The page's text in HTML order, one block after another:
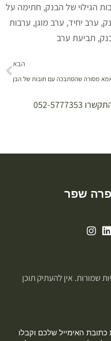
הגילוי של הבנק, חתימה על
, ערב יחיד, ערב מוגן, ערבות
, תביעת ערב
הבא
מסורה שהסתבכה עם חובות של הבן
052-5777353
שפר
שמורות. אין להעתיק תוכן
כתובת האימייל שלכם וקבלו